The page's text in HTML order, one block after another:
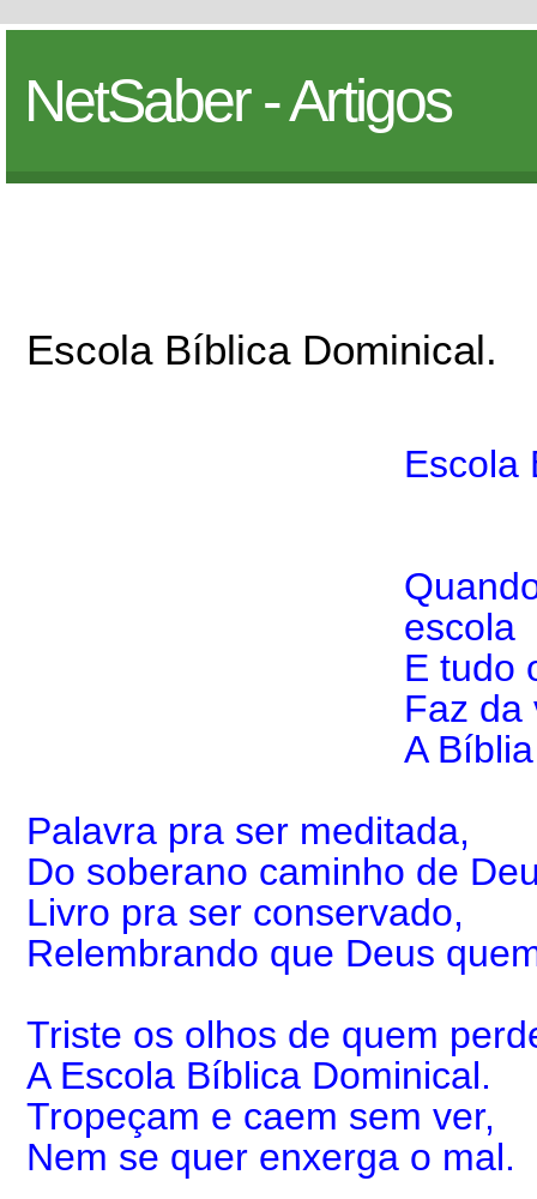
NetSaber - Artigos
Escola Bíblica Dominical.
Escola
escola
E tudo
Faz da
A
Palavra pra ser meditada,
Do soberano caminho de
Livro pra ser conservado,
Relembrando que Deus
Triste os olhos de quem
A Escola Bíblica Dominical.
Tropeçam e caem sem ver,
Nem se quer enxerga o mal.